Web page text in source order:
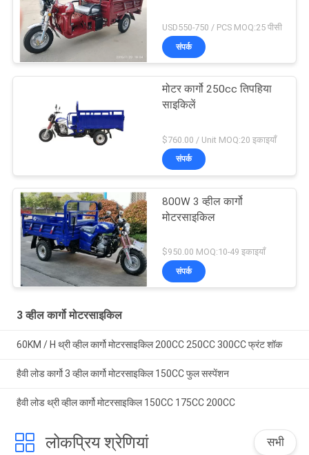
USD550-750 / PCS MOQ:25 पीसी
संपर्क
मोटर कार्गो 250cc तिपहिया
साइकिलें
$760.00 / Unit MOQ:20 इकाइयाँ
संपर्क
800W 3 व्हील कार्गो
मोटरसाइकिल
$950.00 MOQ:10-49 इकाइयाँ
संपर्क
3 व्हील कार्गो मोटरसाइकिल
60KM / H थ्री व्हील कार्गो मोटरसाइकिल 200CC 250CC 300CC फ्रंट शॉक
हैवी लोड कार्गो 3 व्हील कार्गो मोटरसाइकिल 150CC फुल सस्पेंशन
हैवी लोड थ्री व्हील कार्गो मोटरसाइकिल 150CC 175CC 200CC
लोकप्रिय श्रेणियां सभी